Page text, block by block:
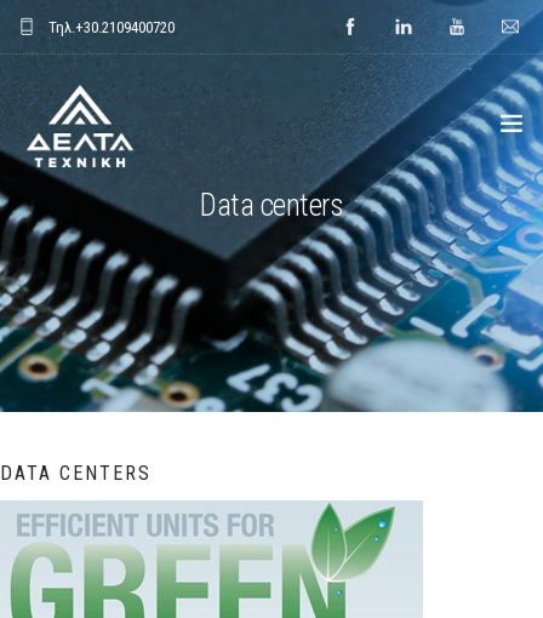
Τηλ.+30.2109400720
ΑΡΧΙΚΗ
ΕΤΑΙΡΕΙΑ
ΕΦΑΡΜΟΓΕΣ
ΕΝΔΕΙΚΤΙΚΑ ΕΡΓΑ
ΠΡΟΙΟΝΤΑ
ΝΕΑ
MEDIA
Data centers
DATA CENTERS